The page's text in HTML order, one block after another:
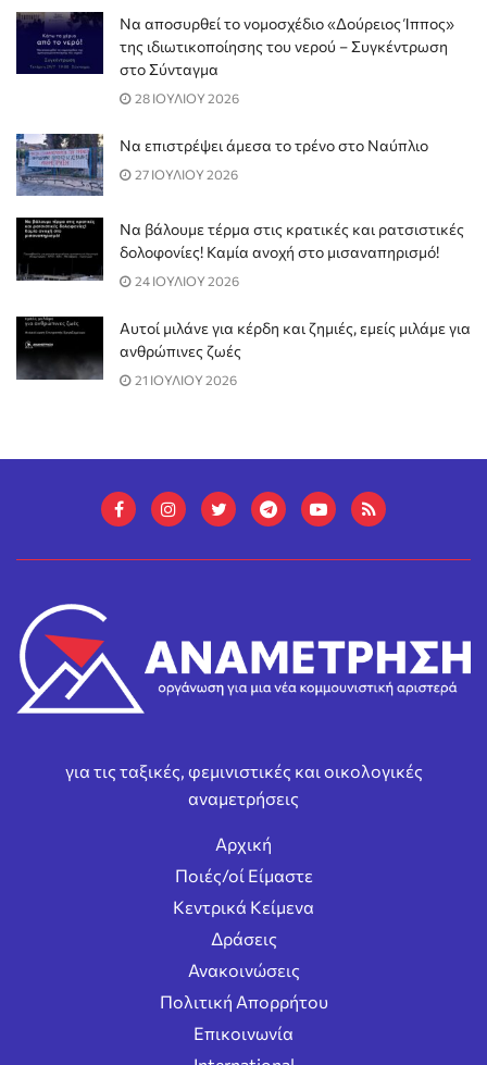
Να αποσυρθεί το νομοσχέδιο «Δούρειος Ίππος»
της ιδιωτικοποίησης του νερού – Συγκέντρωση
στο Σύνταγμα
28 ΙΟΥΛΙΟΥ 2026
Να επιστρέψει άμεσα το τρένο στο Ναύπλιο
27 ΙΟΥΛΙΟΥ 2026
Να βάλουμε τέρμα στις κρατικές και ρατσιστικές
δολοφονίες! Καμία ανοχή στο μισαναπηρισμό!
24 ΙΟΥΛΙΟΥ 2026
Αυτοί μιλάνε για κέρδη και ζημιές, εμείς μιλάμε για
ανθρώπινες ζωές
21 ΙΟΥΛΙΟΥ 2026
για τις ταξικές, φεμινιστικές και οικολογικές
αναμετρήσεις
Αρχική
Ποιές/οί Είμαστε
Κεντρικά Κείμενα
Δράσεις
Ανακοινώσεις
Πολιτική Απορρήτου
Επικοινωνία